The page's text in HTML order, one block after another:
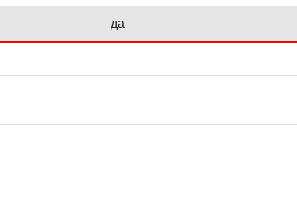
да